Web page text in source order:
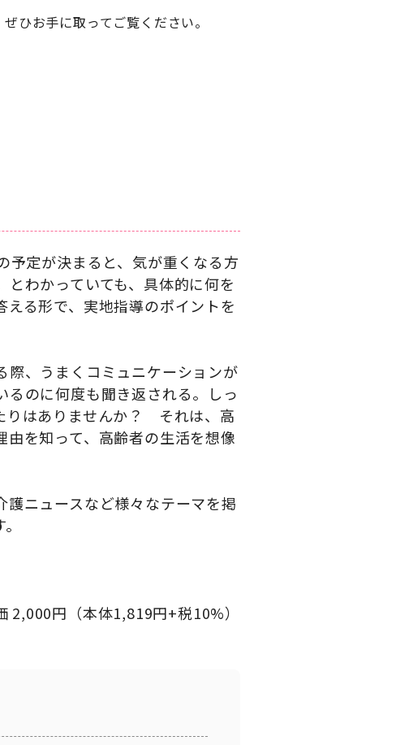
ひお手に取ってご覧ください。
予定が決まると、気が重くなる方
わかっていても、具体的に何を
る形で、実地指導のポイントを
際、うまくコミュニケーションが
のに何度も聞き返される。しっ
りはありませんか？ それは、高
を知って、高齢者の生活を想像
ニュースなど様々なテーマを掲
2,000円（本体1,819円+税10%）